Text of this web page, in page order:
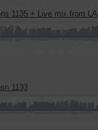
1135 + Live mix from LA
1133